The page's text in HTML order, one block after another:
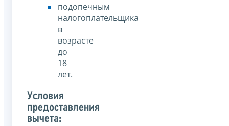
подопечным
налогоплательщика
в
возрасте
до
18
лет.
Условия
предоставления
вычета: